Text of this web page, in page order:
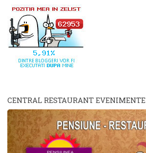
CENTRAL RESTAURANT EVENIMENTE